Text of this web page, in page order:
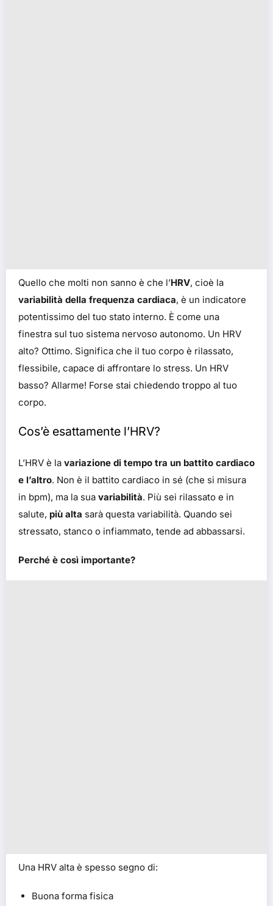
Quello che molti non sanno è che l’HRV, cioè la
variabilità della frequenza cardiaca, è un indicatore
potentissimo del tuo stato interno. È come una
finestra sul tuo sistema nervoso autonomo. Un HRV
alto? Ottimo. Significa che il tuo corpo è rilassato,
flessibile, capace di affrontare lo stress. Un HRV
basso? Allarme! Forse stai chiedendo troppo al tuo
corpo.
Cos’è esattamente l’HRV?
L’HRV è la variazione di tempo tra un battito cardiaco
e l’altro. Non è il battito cardiaco in sé (che si misura
in bpm), ma la sua variabilità. Più sei rilassato e in
salute, più alta sarà questa variabilità. Quando sei
stressato, stanco o infiammato, tende ad abbassarsi.
Perché è così importante?
Una HRV alta è spesso segno di:
Buona forma fisica